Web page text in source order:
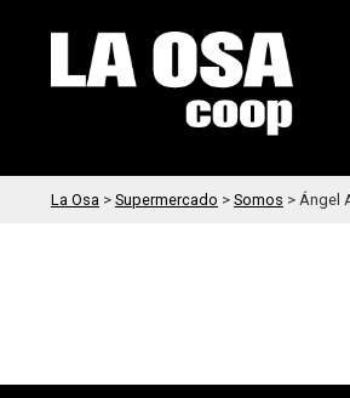
La Osa > Supermercado > Somos > Ángel